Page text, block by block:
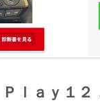
ｌａｙ１２